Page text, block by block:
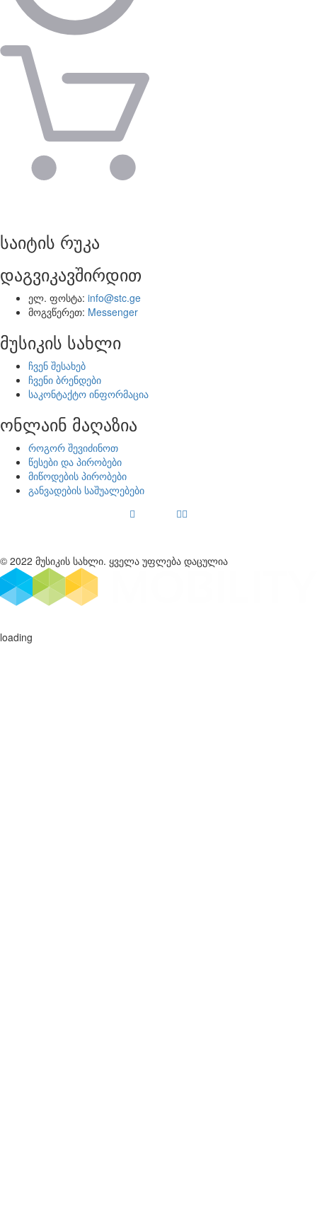
საიტის რუკა
დაგვიკავშირდით
ელ. ფოსტა: info@stc.ge
მოგვწერეთ: Messenger
მუსიკის სახლი
ჩვენ შესახებ
ჩვენი ბრენდები
საკონტაქტო ინფორმაცია
ონლაინ მაღაზია
როგორ შევიძინოთ
წესები და პირობები
მიწოდების პირობები
განვადების საშუალებები
© 2022 მუსიკის სახლი. ყველა უფლება დაცულია
loading